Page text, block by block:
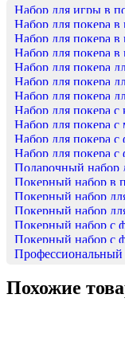
Набор для игры в
Набор для покера в
Набор для покера в
Набор для покера в
Набор для покера
Набор для покера
Набор для покера
Набор для покера
Набор для покера с
Набор для покера
Набор для покера
Подарочный набор
Покерный набор в
Покерный набор
Покерный набор
Покерный набор с
Покерный набор с
Профессиональный
Похожие